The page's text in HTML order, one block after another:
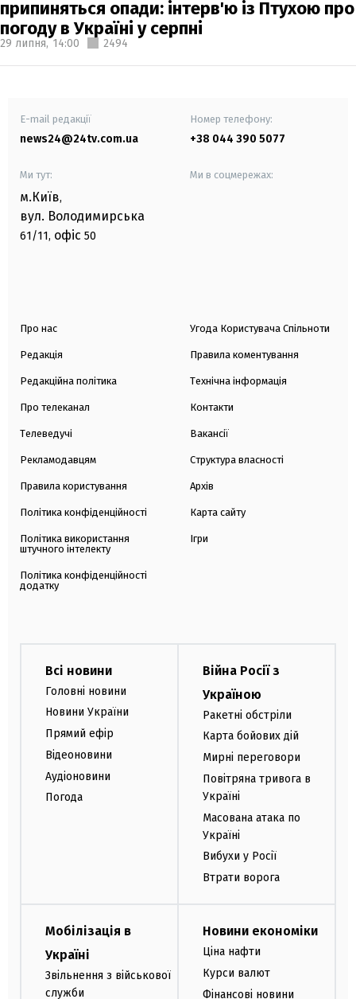
припиняться опади: інтерв'ю із Птухою про
погоду в Україні у серпні
29 липня, 14:00 2494
E-mail редакції
news24@24tv.com.ua
Номер телефону:
+38 044 390 5077
Ми тут:
м.Київ,
вул. Володимирська
61/11, офіс 50
Ми в соцмережах:
Про нас
Редакція
Редакційна політика
Про телеканал
Телеведучі
Рекламодавцям
Правила користування
Політика конфіденційності
Політика використання
штучного інтелекту
Політика конфіденційності
додатку
Угода Користувача Спільноти
Правила коментування
Технічна інформація
Контакти
Вакансії
Структура власності
Архів
Карта сайту
Ігри
Всі новини
Головні новини
Новини України
Прямий ефір
Відеоновини
Аудіоновини
Погода
Війна Росії з
Україною
Ракетні обстріли
Карта бойових дій
Мирні переговори
Повітряна тривога в
Україні
Масована атака по
Україні
Вибухи у Росії
Втрати ворога
Мобілізація в
Україні
Звільнення з військової
служби
Новини економіки
Ціна нафти
Курси валют
Фінансові новини